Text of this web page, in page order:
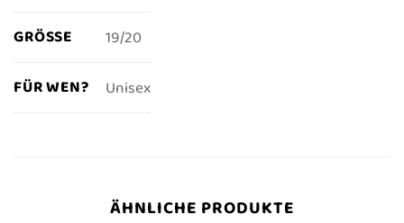
GRÖSSE 19/20
FÜR WEN? Unisex
ÄHNLICHE PRODUKTE